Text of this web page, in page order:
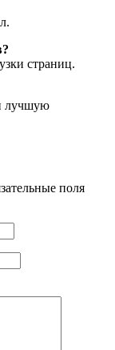
страниц.
лучшую
поля